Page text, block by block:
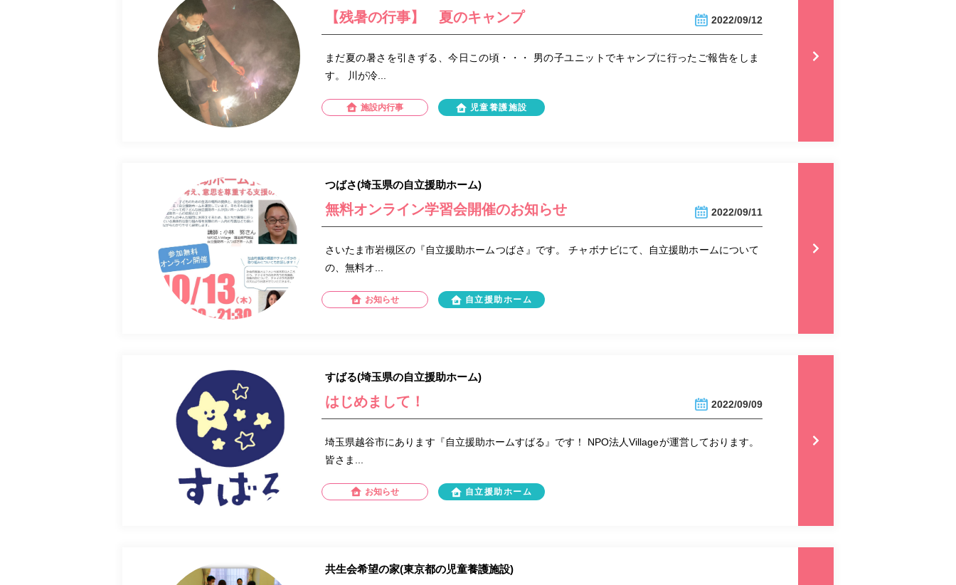
2022/09/12
【残暑の行事】 夏のキャンプ
まだ夏の暑さを引きずる、今日この頃・・・ 男の子ユニットでキャンプに行ったご報告をしま
す。 川が冷...
施設内行事 児童養護施設
2022/09/11
つばさ(埼玉県の自立援助ホーム)
無料オンライン学習会開催のお知らせ
さいたま市岩槻区の『自立援助ホームつばさ』です。 チャボナビにて、自立援助ホームについて
の、無料オ...
お知らせ 自立援助ホーム
2022/09/09
すばる(埼玉県の自立援助ホーム)
はじめまして！
埼玉県越谷市にあります『自立援助ホームすばる』です！ NPO法人Villageが運営しております。
皆さま...
お知らせ 自立援助ホーム
共生会希望の家(東京都の児童養護施設)